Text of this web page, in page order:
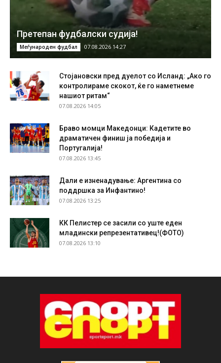
Претепан фудбалски судија!
Меѓународен фудбал 07.08.2026 14:27
Стојановски пред дуелот со Исланд: „Ако го
контролираме скокот, ќе го наметнеме
нашиот ритам“
07.08.2026 14:05
Браво момци Македонци: Кадетите во
драматичен финиш ја победија и
Португалија!
07.08.2026 13:45
Дали е изненадување: Аргентина со
поддршка за Инфантино!
07.08.2026 13:25
КК Пелистер се засили со уште еден
младински репрезентативец!(ФОТО)
07.08.2026 13:10